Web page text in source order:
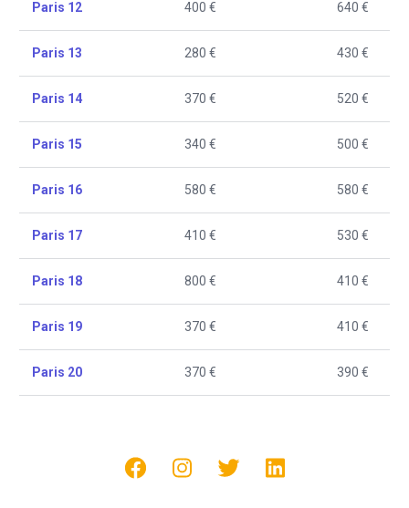
Paris 12 400 € 640 €
Paris 13 280 € 430 €
Paris 14 370 € 520 €
Paris 15 340 € 500 €
Paris 16 580 € 580 €
Paris 17 410 € 530 €
Paris 18 800 € 410 €
Paris 19 370 € 410 €
Paris 20 370 € 390 €